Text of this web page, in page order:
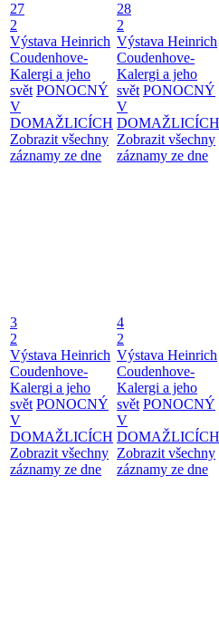
27
2
Výstava Heinrich
Coudenhove-
Kalergi a jeho
svět PONOCNÝ
V
DOMAŽLICÍCH
Zobrazit všechny
záznamy ze dne
28
2
Výstava Heinrich
Coudenhove-
Kalergi a jeho
svět PONOCNÝ
V
DOMAŽLICÍCH
Zobrazit všechny
záznamy ze dne
3
2
Výstava Heinrich
Coudenhove-
Kalergi a jeho
svět PONOCNÝ
V
DOMAŽLICÍCH
Zobrazit všechny
záznamy ze dne
4
2
Výstava Heinrich
Coudenhove-
Kalergi a jeho
svět PONOCNÝ
V
DOMAŽLICÍCH
Zobrazit všechny
záznamy ze dne